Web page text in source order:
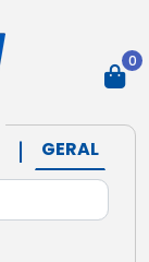
| GERAL
0